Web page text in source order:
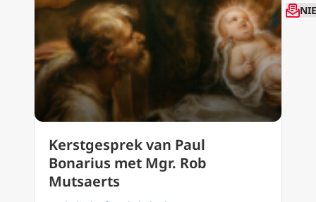
Kerstgesprek van Paul
Bonarius met Mgr. Rob
Mutsaerts